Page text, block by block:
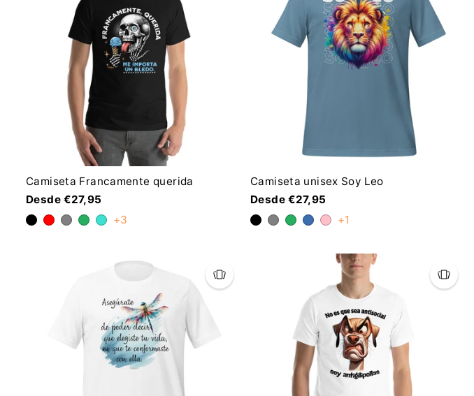
Camiseta Francamente querida
Desde €27,95
+3
Camiseta unisex Soy Leo
Desde €27,95
+1